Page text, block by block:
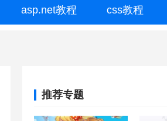
asp.net教程 css教程
推荐专题